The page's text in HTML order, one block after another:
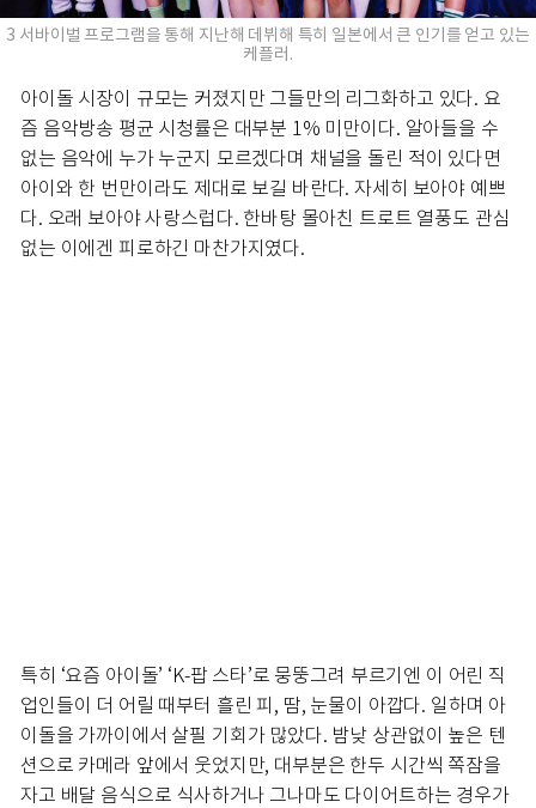
3 서바이벌 프로그램을 통해 지난해 데뷔해 특히 일본에서 큰 인기를 얻고 있는
케플러.
아이돌 시장이 규모는 커졌지만 그들만의 리그화하고 있다. 요
즘 음악방송 평균 시청률은 대부분 1% 미만이다. 알아들을 수
없는 음악에 누가 누군지 모르겠다며 채널을 돌린 적이 있다면
아이와 한 번만이라도 제대로 보길 바란다. 자세히 보아야 예쁘
다. 오래 보아야 사랑스럽다. 한바탕 몰아친 트로트 열풍도 관심
없는 이에겐 피로하긴 마찬가지였다.
특히 ‘요즘 아이돌’ ‘K-팝 스타’로 뭉뚱그려 부르기엔 이 어린 직
업인들이 더 어릴 때부터 흘린 피, 땀, 눈물이 아깝다. 일하며 아
이돌을 가까이에서 살필 기회가 많았다. 밤낮 상관없이 높은 텐
션으로 카메라 앞에서 웃었지만, 대부분은 한두 시간씩 쪽잠을
자고 배달 음식으로 식사하거나 그나마도 다이어트하는 경우가